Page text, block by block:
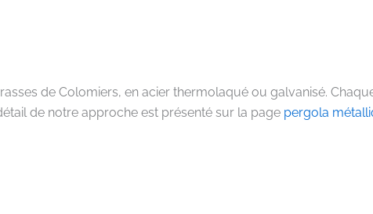
de Colomiers, en acier thermolaqué ou galvanisé.
de notre approche est présenté sur la page pergola